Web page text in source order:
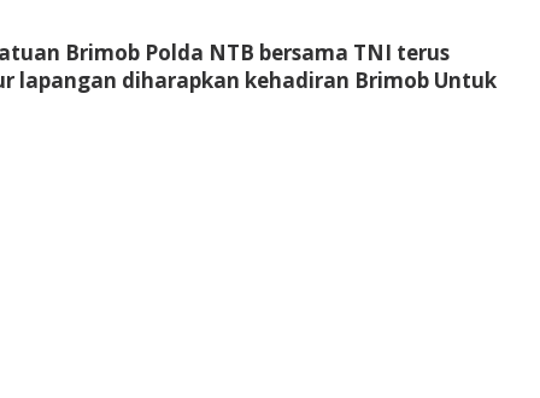
Brimob Polda NTB bersama TNI terus
lapangan diharapkan kehadiran Brimob Untuk